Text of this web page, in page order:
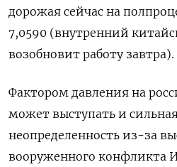
дорожая сейчас на
7,0590 (внутренний
возобновит работу завтра).
Фактором давления на
может выступать и
неопределенность из-за
вооруженного конфликта